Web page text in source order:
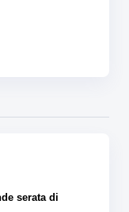
serata di